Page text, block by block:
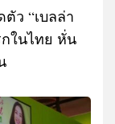
ตัว “เบลล่า
ในไทย หั่น